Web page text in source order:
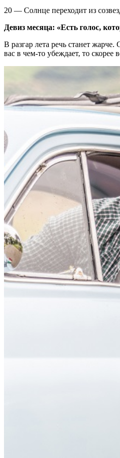
20 — Солнце переходит из
Девиз месяца: «Есть голос,
В разгар лета речь станет
вас в чем-то убеждает, то скорее